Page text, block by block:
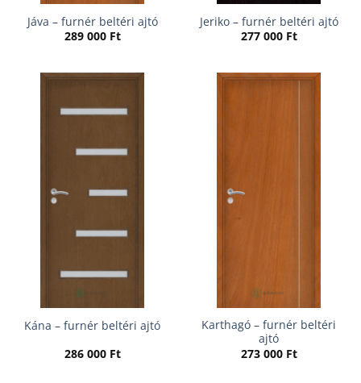
Jáva – furnér beltéri ajtó
289 000 Ft
Jeriko – furnér beltéri ajtó
277 000 Ft
Kána – furnér beltéri ajtó
286 000 Ft
Karthagó – furnér beltéri
ajtó
273 000 Ft